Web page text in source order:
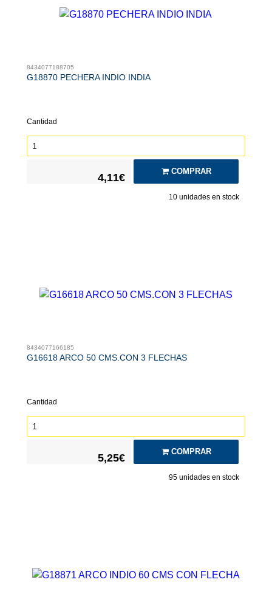
8434077188705
G18870 PECHERA INDIO INDIA
Cantidad
4,11€
COMPRAR
10 unidades en stock
8434077166185
G16618 ARCO 50 CMS.CON 3 FLECHAS
Cantidad
5,25€
COMPRAR
95 unidades en stock